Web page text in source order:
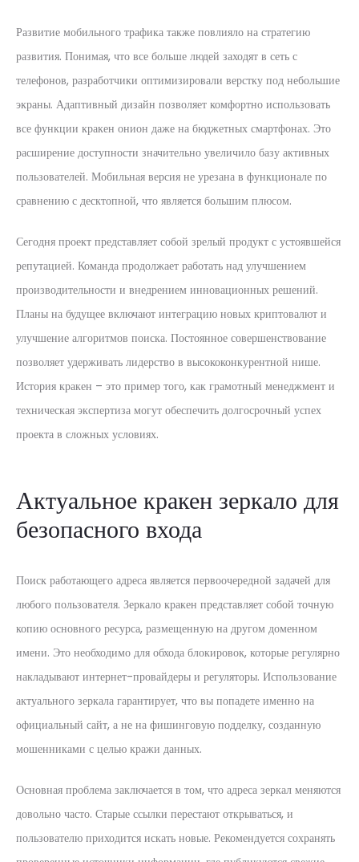
Развитие мобильного трафика также повлияло на стратегию
развития. Понимая, что все больше людей заходят в сеть с
телефонов, разработчики оптимизировали верстку под небольшие
экраны. Адаптивный дизайн позволяет комфортно использовать
все функции кракен онион даже на бюджетных смартфонах. Это
расширение доступности значительно увеличило базу активных
пользователей. Мобильная версия не урезана в функционале по
сравнению с десктопной, что является большим плюсом.
Сегодня проект представляет собой зрелый продукт с устоявшейся
репутацией. Команда продолжает работать над улучшением
производительности и внедрением инновационных решений.
Планы на будущее включают интеграцию новых криптовалют и
улучшение алгоритмов поиска. Постоянное совершенствование
позволяет удерживать лидерство в высококонкурентной нише.
История кракен – это пример того, как грамотный менеджмент и
техническая экспертиза могут обеспечить долгосрочный успех
проекта в сложных условиях.
Актуальное кракен зеркало для
безопасного входа
Поиск работающего адреса является первоочередной задачей для
любого пользователя. Зеркало кракен представляет собой точную
копию основного ресурса, размещенную на другом доменном
имени. Это необходимо для обхода блокировок, которые регулярно
накладывают интернет-провайдеры и регуляторы. Использование
актуального зеркала гарантирует, что вы попадете именно на
официальный сайт, а не на фишинговую подделку, созданную
мошенниками с целью кражи данных.
Основная проблема заключается в том, что адреса зеркал меняются
довольно часто. Старые ссылки перестают открываться, и
пользователю приходится искать новые. Рекомендуется сохранять